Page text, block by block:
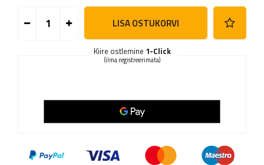
LISA OSTUKORVI
Kiire ostlemine 1-Click
(ilma registreerimata)